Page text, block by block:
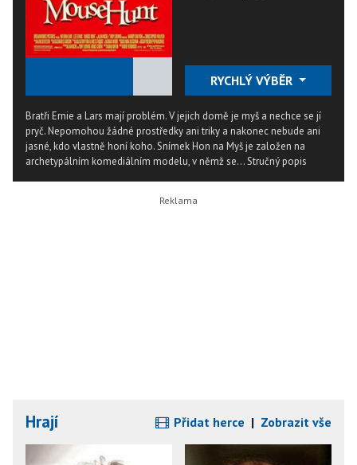
RYCHLÝ VÝBĚR
Bratři Ernie a Lars mají problém. V jejich domě je myš a nechce se jí
pryč. Nepomohou žádné prostředky ani triky a nakonec nebude ani
jasné, kdo vlastně honí koho. Snímek Hon na Myš je založen na
archetypálním komediálním modelu, v němž se...Stručný popis
Hrají Přidat herce | Zobrazit vše